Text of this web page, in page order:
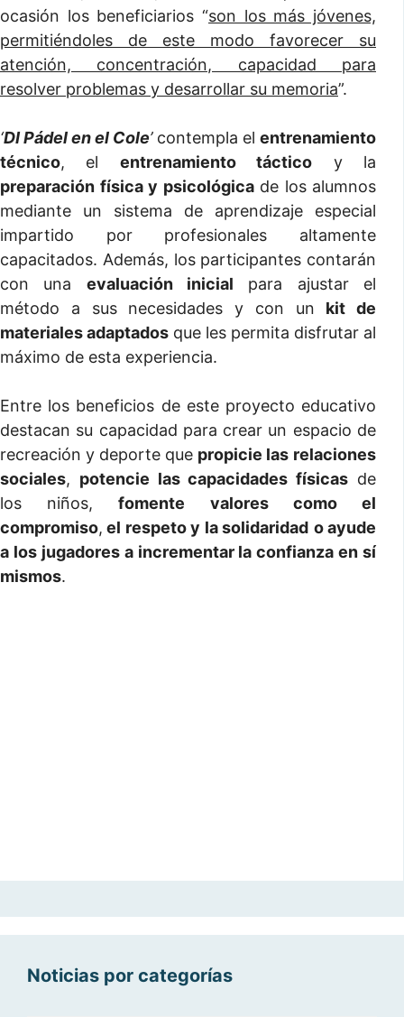
ocasión los beneficiarios “son los más jóvenes,
permitiéndoles de este modo favorecer su
atención, concentración, capacidad para
resolver problemas y desarrollar su memoria”.
‘DI Pádel en el Cole’ contempla el entrenamiento
técnico, el entrenamiento táctico y la
preparación física y psicológicade los alumnos
mediante un sistema de aprendizaje especial
impartido por profesionales altamente
capacitados. Además, los participantes contarán
con una evaluación inicial para ajustar el
método a sus necesidades y con un kit de
materiales adaptados que les permita disfrutar al
máximo de esta experiencia.
Entre los beneficios de este proyecto educativo
destacan su capacidad para crear un espacio de
recreación y deporte que propicie las relaciones
sociales, potencie las capacidades físicas de
los niños,fomente valores como el
compromiso, el respeto y la solidaridad o ayude
a los jugadores a incrementar la confianza en sí
mismos.
Noticias por categorías